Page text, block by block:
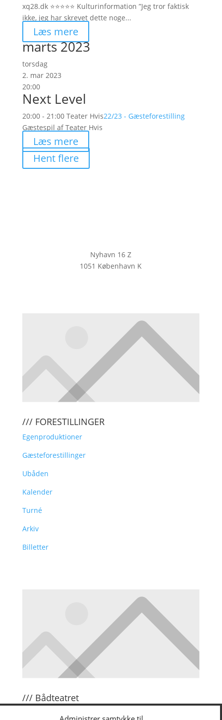
xq28.dk ⭐️⭐️⭐️⭐️⭐️ Kulturinformation ”Jeg tror faktisk
ikke, jeg har skrevet dette noge...
Læs mere
marts 2023
torsdag
2. mar 2023
20:00
Next Level
20:00 - 21:00 Teater Hvis22/23 - Gæsteforestilling
Gæstespil af Teater Hvis
Læs mere
Hent flere
Nyhavn 16 Z
1051 København K
/// FORESTILLINGER
Egenproduktioner
Gæsteforestillinger
Ubåden
Kalender
Turné
Arkiv
Billetter
/// Bådteatret